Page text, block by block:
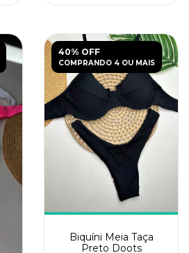
40% OFF
COMPRANDO 4 OU MAIS
Biquíni Meia Taça
Preto Doots